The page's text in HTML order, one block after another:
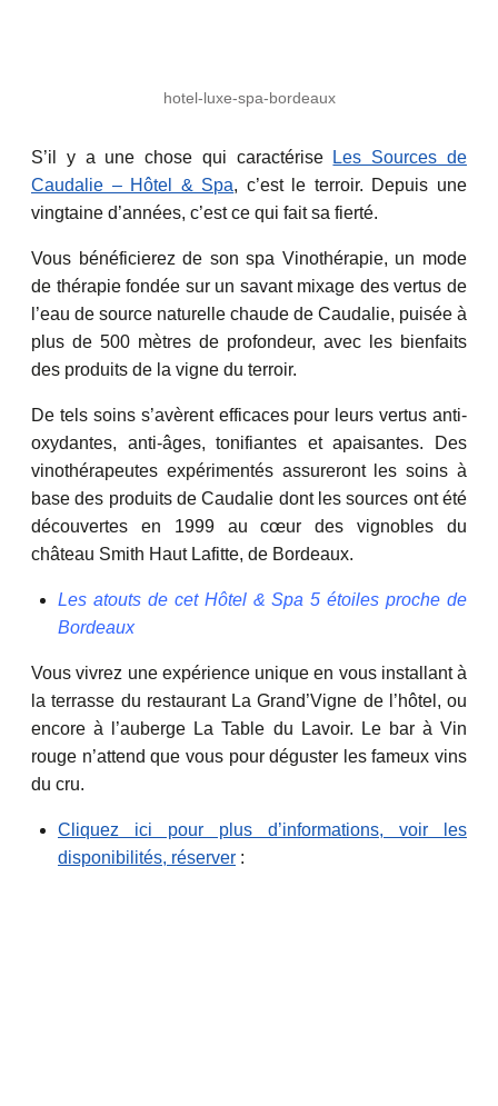
hotel-luxe-spa-bordeaux
S’il y a une chose qui caractérise
Les Sources de
Caudalie – Hôtel & Spa, c’est le terroir. Depuis une
vingtaine d’années, c’est ce qui fait sa fierté.
Vous bénéficierez de son spa Vinothérapie, un mode
de thérapie fondée sur un savant mixage des vertus de
l’eau de source naturelle chaude de Caudalie, puisée à
plus de 500 mètres de profondeur, avec les bienfaits
des produits de la vigne du terroir.
De tels soins s’avèrent efficaces pour leurs vertus anti-
oxydantes, anti-âges, tonifiantes et apaisantes. Des
vinothérapeutes expérimentés assureront les soins à
base des produits de Caudalie dont les sources ont été
découvertes en 1999 au cœur des vignobles du
château Smith Haut Lafitte, de Bordeaux.
Les atouts de cet Hôtel & Spa 5 étoiles proche de
Bordeaux
Vous vivrez une expérience unique en vous installant à
la terrasse du restaurant La Grand’Vigne de l’hôtel, ou
encore à l’auberge La Table du Lavoir. Le bar à Vin
rouge n’attend que vous pour déguster les fameux vins
du cru.
Cliquez ici pour plus d’informations, voir les
disponibilités, réserver :